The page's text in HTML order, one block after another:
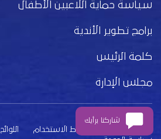
سياسة حماية اللاعبين الأطفال
برامج تطوير الأندية
كلمة الرئيس
مجلس الإدارة
بيان الخصوصية شروط الاستخدام اللوائح
شاركنا برأيك